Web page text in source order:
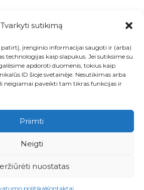
Tvarkyti sutikimą
įrenginio informacijai saugoti ir (arba)
technologijas kaip slapukus. Jei sutiksime su
apdoroti duomenis, tokius kaip
ID šioje svetainėje. Nesutikimas arba
neigiamai paveikti tam tikras funkcijas ir
Priimti
Neigti
nuostatas
politikaKontaktai